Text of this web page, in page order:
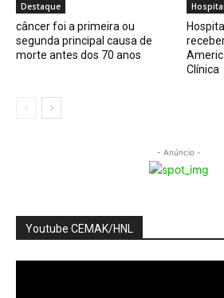
Destaque
câncer foi a primeira ou
segunda principal causa de
morte antes dos 70 anos
Clínica
- Anúncio -
Youtube CEMAK/HNL